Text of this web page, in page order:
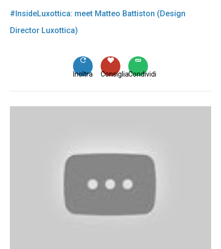
#InsideLuxottica: meet Matteo Battiston (Design
Director Luxottica)
Condividi
Consiglia
Inoltra